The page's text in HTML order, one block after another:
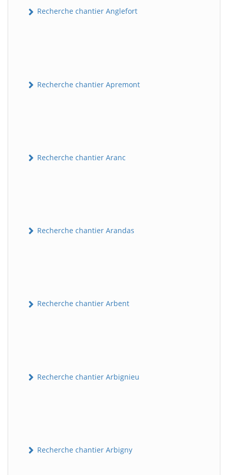
Recherche chantier Anglefort
Recherche chantier Apremont
Recherche chantier Aranc
Recherche chantier Arandas
Recherche chantier Arbent
Recherche chantier Arbignieu
Recherche chantier Arbigny